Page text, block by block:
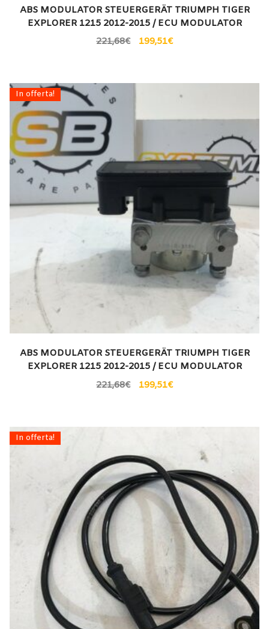
ABS MODULATOR STEUERGERÄT TRIUMPH TIGER
EXPLORER 1215 2012-2015 / ECU MODULATOR
221,68€ 199,51€
In offerta!
ABS MODULATOR STEUERGERÄT TRIUMPH TIGER
EXPLORER 1215 2012-2015 / ECU MODULATOR
221,68€ 199,51€
In offerta!